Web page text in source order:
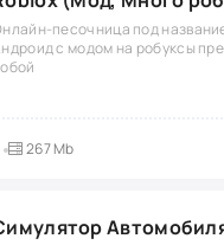
песочница под
с модом на робуксы
267 Mb